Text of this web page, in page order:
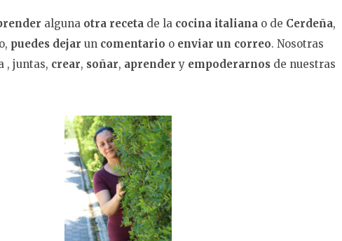
alguna otra receta de la cocina italiana o de Cerdeña,
puedes dejar un comentario o enviar un correo. Nosotras
, juntas, crear, soñar, aprender y empoderarnos de nuestras